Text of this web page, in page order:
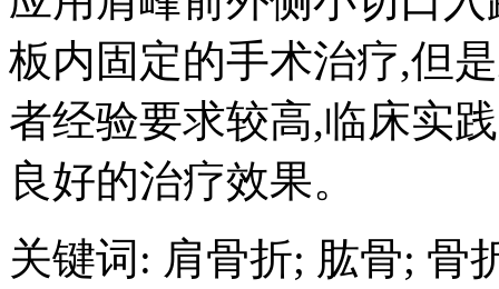
板内固定的手术治疗,但
者经验要求较高,临床实
良好的治疗效果。
关键词 : 肩骨折; 肱骨; 骨